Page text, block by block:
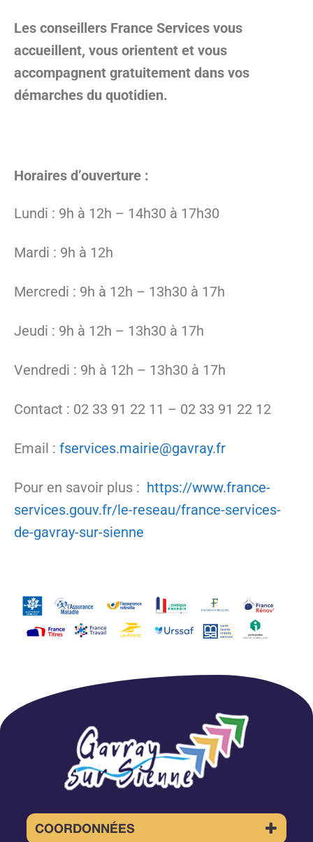
Les conseillers France Services vous
accueillent, vous orientent et vous
accompagnent gratuitement dans vos
démarches du quotidien.
Horaires d’ouverture :
Lundi : 9h à 12h – 14h30 à 17h30
Mardi : 9h à 12h
Mercredi : 9h à 12h – 13h30 à 17h
Jeudi : 9h à 12h – 13h30 à 17h
Vendredi : 9h à 12h – 13h30 à 17h
Contact : 02 33 91 22 11 – 02 33 91 22 12
Email : fservices.mairie@gavray.fr
Pour en savoir plus : https://www.france-
services.gouv.fr/le-reseau/france-services-
de-gavray-sur-sienne
COORDONNÉES